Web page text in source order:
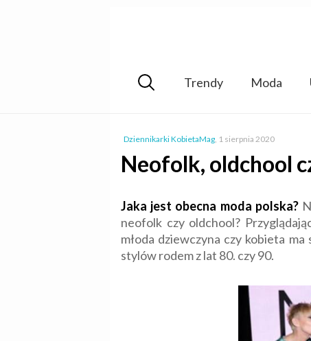
Trendy Moda
Dziennikarki KobietaMag, 1 sierpnia 2020
Neofolk, oldchool
Jaka jest obecna moda polska?
neofolk czy oldchool?
młoda dziewczyna czy kobieta
stylów rodem z lat 80. czy 90.